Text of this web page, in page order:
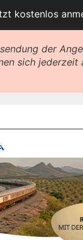
der
sich jederzeit